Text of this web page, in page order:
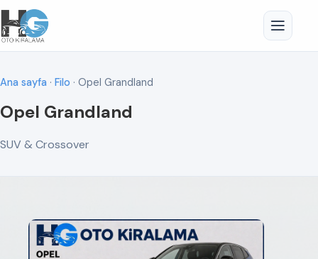
Ana sayfa · Filo · Opel Grandland
Opel Grandland
SUV & Crossover